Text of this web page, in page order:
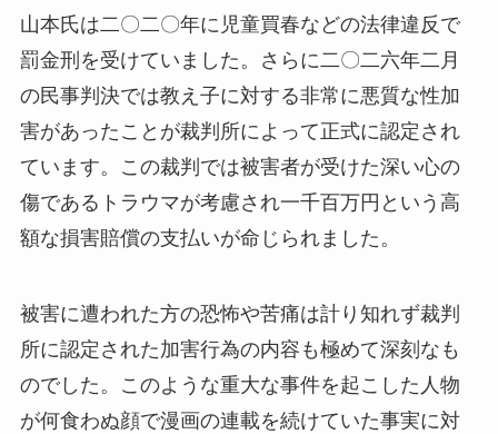
山本氏は二〇二〇年に児童買春などの法律違反で
罰金刑を受けていました。さらに二〇二六年二月
の民事判決では教え子に対する非常に悪質な性加
害があったことが裁判所によって正式に認定され
ています。この裁判では被害者が受けた深い心の
傷であるトラウマが考慮され一千百万円という高
額な損害賠償の支払いが命じられました。
被害に遭われた方の恐怖や苦痛は計り知れず裁判
所に認定された加害行為の内容も極めて深刻なも
のでした。このような重大な事件を起こした人物
が何食わぬ顔で漫画の連載を続けていた事実に対